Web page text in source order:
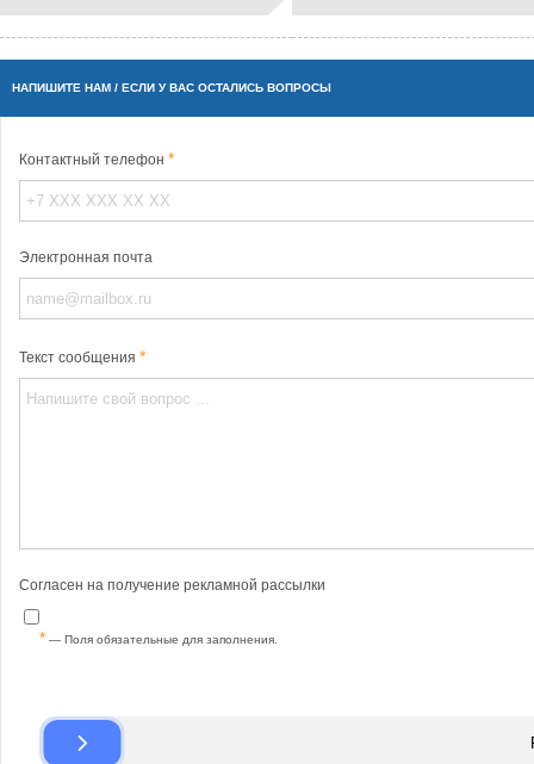
НАПИШИТЕ НАМ / ЕСЛИ У ВАС ОСТАЛИСЬ ВОПРОСЫ
Контактный телефон
Электронная почта
Текст сообщения
Согласен на получение рекламной рассылки
— Поля обязательные для заполнения.